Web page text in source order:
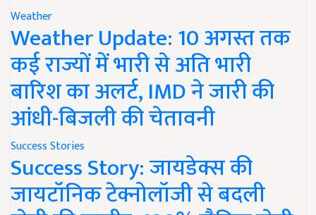
Weather
Weather Update: 10 अगस्त तक
कई राज्यों में भारी से अति भारी
बारिश का अलर्ट, IMD ने जारी की
आंधी-बिजली की चेतावनी
Success Stories
Success Story: जायडेक्स की
जायटॉनिक टेक्नोलॉजी से बदली